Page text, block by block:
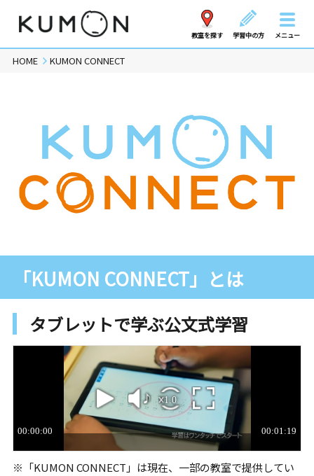
教室を探す 学習中の方 メニュー
HOME KUMON CONNECT
「KUMON CONNECT」とは
タブレットで学ぶ公文式学習
※「KUMON CONNECT」は現在、一部の教室で提供してい